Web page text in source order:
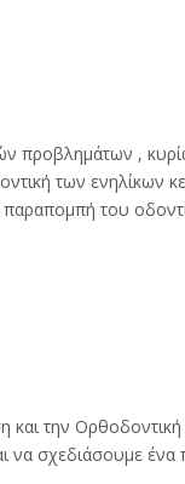
προβλημάτων ,
των ενηλίκων
του
την
σχεδιάσουμε ένα